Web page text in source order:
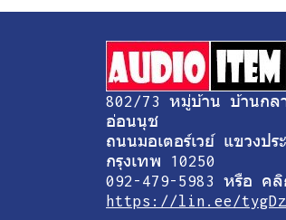
802/73 หมู่บ้าน บ้านกลา
อ่อนนุช
ถนนมอเตอร์เวย์ แขวงปร
กรุงเทพ 10250
092-479-5983 หรือ คลิ
https://lin.ee/